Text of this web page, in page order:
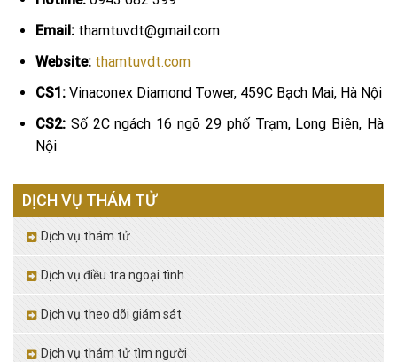
Email: thamtuvdt@gmail.com
Website: thamtuvdt.com
CS1: Vinaconex Diamond Tower, 459C Bạch Mai, Hà Nội
CS2: Số 2C ngách 16 ngõ 29 phố Trạm, Long Biên, Hà
Nội
DỊCH VỤ THÁM TỬ
Dịch vụ thám tử
Dịch vụ điều tra ngoại tình
Dịch vụ theo dõi giám sát
Dịch vụ thám tử tìm người